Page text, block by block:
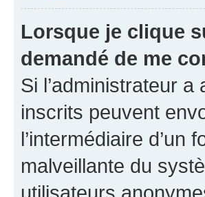
Lorsque je clique
demandé de me
Si l’administrateur
inscrits peuvent
l’intermédiaire d’un
malveillante du
utilisateurs